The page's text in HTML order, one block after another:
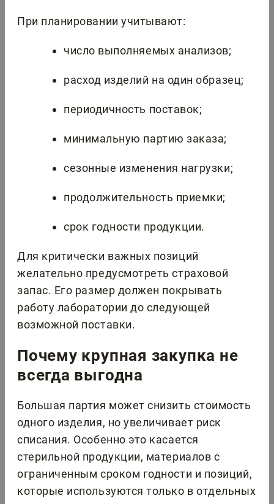
При планировании учитывают:
число выполняемых анализов;
расход изделий на один образец;
периодичность поставок;
минимальную партию заказа;
сезонные изменения нагрузки;
продолжительность приемки;
срок годности продукции.
Для критически важных позиций
желательно предусмотреть страховой
запас. Его размер должен покрывать
работу лаборатории до следующей
возможной поставки.
Почему крупная закупка не
всегда выгодна
Большая партия может снизить стоимость
одного изделия, но увеличивает риск
списания. Особенно это касается
стерильной продукции, материалов с
ограниченным сроком годности и позиций,
которые используются только в отдельных